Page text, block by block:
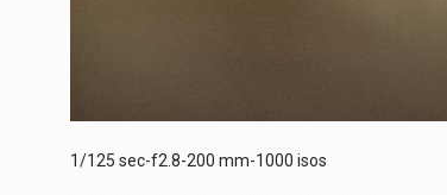
1/125 sec-f2.8-200 mm-1000 isos